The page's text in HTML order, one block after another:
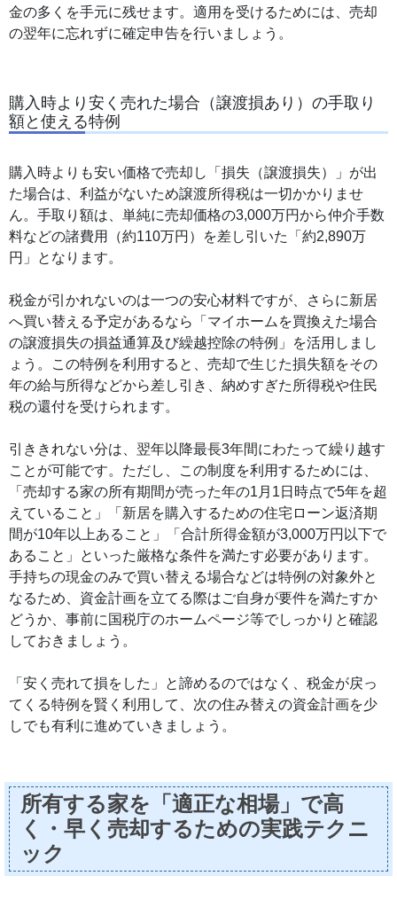
金の多くを手元に残せます。適用を受けるためには、売却
の翌年に忘れずに確定申告を行いましょう。
購入時より安く売れた場合（譲渡損あり）の手取り
額と使える特例
購入時よりも安い価格で売却し「損失（譲渡損失）」が出
た場合は、利益がないため譲渡所得税は一切かかりませ
ん。手取り額は、単純に売却価格の3,000万円から仲介手数
料などの諸費用（約110万円）を差し引いた「約2,890万
円」となります。
税金が引かれないのは一つの安心材料ですが、さらに新居
へ買い替える予定があるなら「マイホームを買換えた場合
の譲渡損失の損益通算及び繰越控除の特例」を活用しまし
ょう。この特例を利用すると、売却で生じた損失額をその
年の給与所得などから差し引き、納めすぎた所得税や住民
税の還付を受けられます。
引ききれない分は、翌年以降最長3年間にわたって繰り越す
ことが可能です。ただし、この制度を利用するためには、
「売却する家の所有期間が売った年の1月1日時点で5年を超
えていること」「新居を購入するための住宅ローン返済期
間が10年以上あること」「合計所得金額が3,000万円以下で
あること」といった厳格な条件を満たす必要があります。
手持ちの現金のみで買い替える場合などは特例の対象外と
なるため、資金計画を立てる際はご自身が要件を満たすか
どうか、事前に国税庁のホームページ等でしっかりと確認
しておきましょう。
「安く売れて損をした」と諦めるのではなく、税金が戻っ
てくる特例を賢く利用して、次の住み替えの資金計画を少
しでも有利に進めていきましょう。
所有する家を「適正な相場」で高
く・早く売却するための実践テクニ
ック